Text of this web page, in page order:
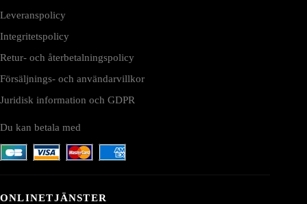
Leveranspolicy
Integritetspolicy
Retur- och återbetalningspolicy
Försäljnings- och användarvillkor
Juridisk information och GDPR
Du kan betala med
ONLINETJÄNSTER